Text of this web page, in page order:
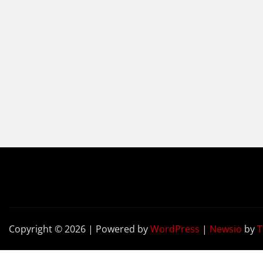
Copyright © 2026 | Powered byWordPress | Newsio by